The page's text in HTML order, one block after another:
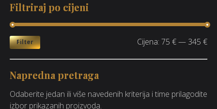
Filtriraj po cijeni
Filter Cijena: 75 €— 345 €
Napredna pretraga
Odaberite jedan ili više navedenih kriterija i time prilagodite
izbor prikazanih proizvoda.